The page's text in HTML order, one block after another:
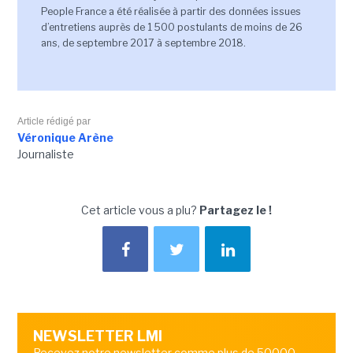
People France a été réalisée à partir des données issues
d’entretiens auprès de 1 500 postulants de moins de 26
ans, de septembre 2017 à septembre 2018.
Article rédigé par
Véronique Arène
Journaliste
Cet article vous a plu? Partagez le !
NEWSLETTER LMI